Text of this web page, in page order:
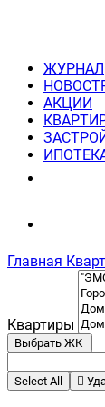
ЖУРНАЛ
АКЦИИ
Главная
Квартиры
Выбрать ЖК
Select All